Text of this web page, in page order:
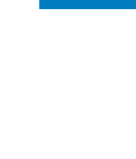
dieses Modell sind (falls